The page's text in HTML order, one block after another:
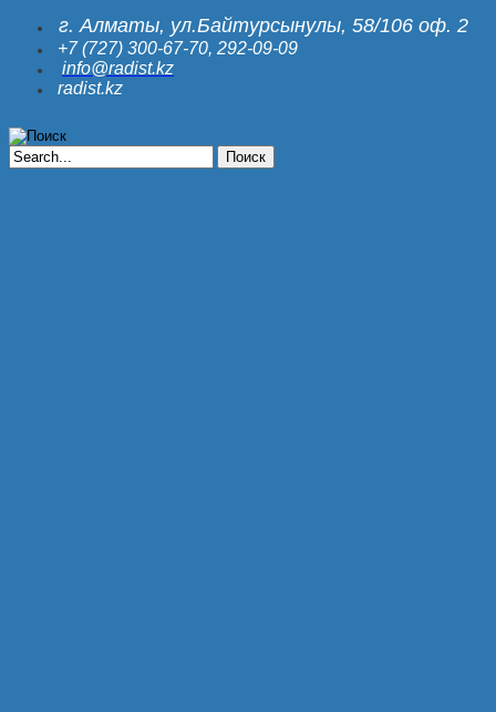
г.Алматы, ул.Байтурсынулы, 58/106 оф. 2
+7 (727) 300-67-70, 292-09-09
info@radist.kz
radist.kz
Поиск